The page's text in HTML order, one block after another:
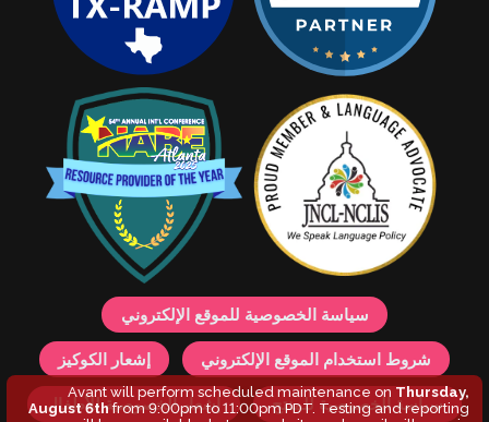
سياسة الخصوصية للموقع الإلكتروني
شروط استخدام الموقع الإلكتروني إشعار الكوكيز
سياسة الخصوصية للمنتج إشعار الخصوصية للأطفال
Avant will perform scheduled maintenance on Thursday,
August 6thfrom 9:00pm to 11:00pm PDT. Testing and reporting